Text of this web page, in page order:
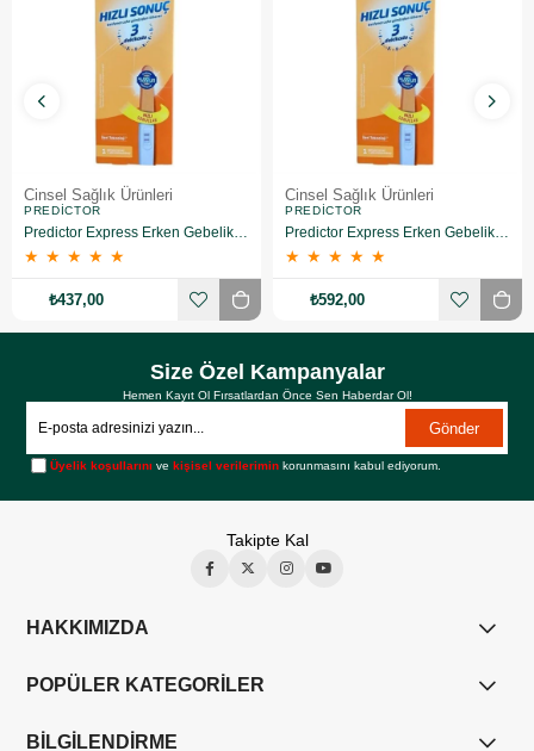
Cinsel Sağlık Ürünleri
PREDICTOR
Predictor Express Erken Gebelik Testi 2 Adet
★ ★ ★ ★ ★
₺437,00
Cinsel Sağlık Ürünleri
PREDICTOR
Predictor Express Erken Gebelik Testi 3 Adet
★ ★ ★ ★ ★
₺592,00
Size Özel Kampanyalar
Hemen Kayıt Ol Fırsatlardan Önce Sen Haberdar Ol!
Gönder
Üyelik koşullarını vekişisel verilerimin korunmasını kabul ediyorum.
Takipte Kal
HAKKIMIZDA
POPÜLER KATEGORİLER
BİLGİLENDİRME